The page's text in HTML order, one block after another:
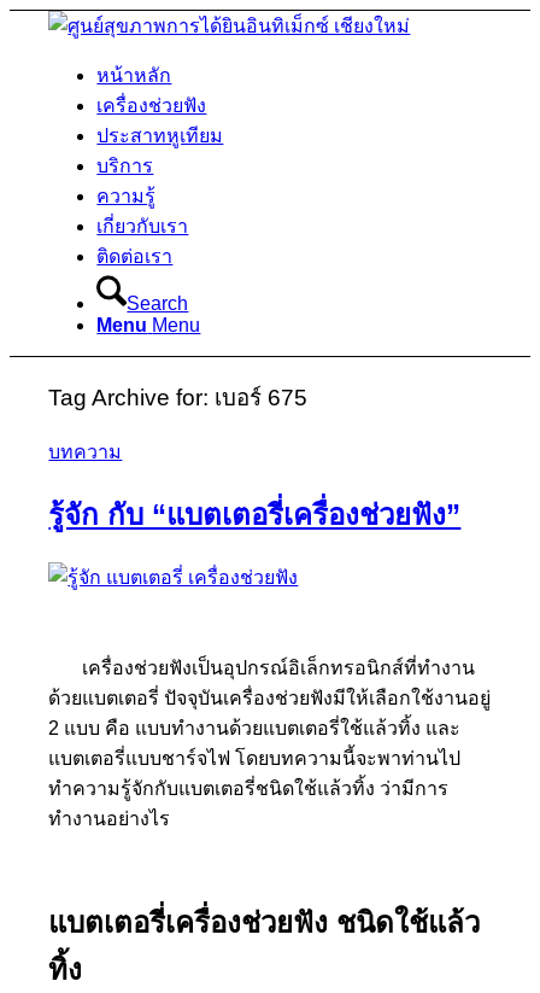
หน้าหลัก
เครื่องช่วยฟัง
ประสาทหูเทียม
บริการ
ความรู้
เกี่ยวกับเรา
ติดต่อเรา
Search
Menu Menu
Tag Archive for: เบอร์ 675
บทความ
รู้จัก กับ “แบตเตอรี่เครื่องช่วยฟัง”
เครื่องช่วยฟังเป็นอุปกรณ์อิเล็กทรอนิกส์ที่ทำงาน
ด้วยแบตเตอรี่ ปัจจุบันเครื่องช่วยฟังมีให้เลือกใช้งานอยู่
2 แบบ คือ แบบทำงานด้วยแบตเตอรี่ใช้แล้วทิ้ง และ
แบตเตอรี่แบบชาร์จไฟ โดยบทความนี้จะพาท่านไป
ทำความรู้จักกับแบตเตอรี่ชนิดใช้แล้วทิ้ง ว่ามีการ
ทำงานอย่างไร
แบตเตอรี่เครื่องช่วยฟัง ชนิดใช้แล้ว
ทิ้ง